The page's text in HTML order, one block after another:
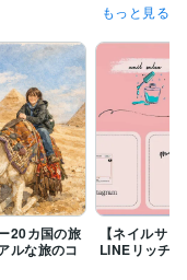
在
スライド:6年
年ChatGPT:2年
Dimension:0年
もっと見る
20カ国の旅
ルな旅のコ
【ネイルサ
LINEリッチ